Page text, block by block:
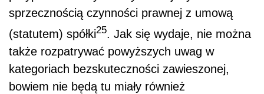
sprzecznością czynności prawnej z umową
(statutem) spółki25. Jak się wydaje, nie można
także rozpatrywać powyższych uwag w
kategoriach bezskuteczności zawieszonej,
bowiem nie będą tu miały również